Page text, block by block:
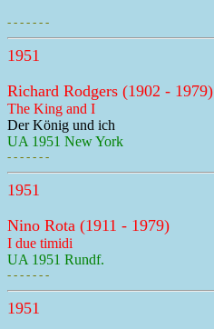
- - - - - - -
1951
Richard Rodgers (1902 - 1979)
The King and I
Der König und ich
UA 1951 New York
- - - - - - -
1951
Nino Rota (1911 - 1979)
I due timidi
UA 1951 Rundf.
- - - - - - -
1951